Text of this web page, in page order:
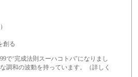
創る
で‘完成法則スーハコトバ’になりまし
調和の波動を持っています。（詳しく